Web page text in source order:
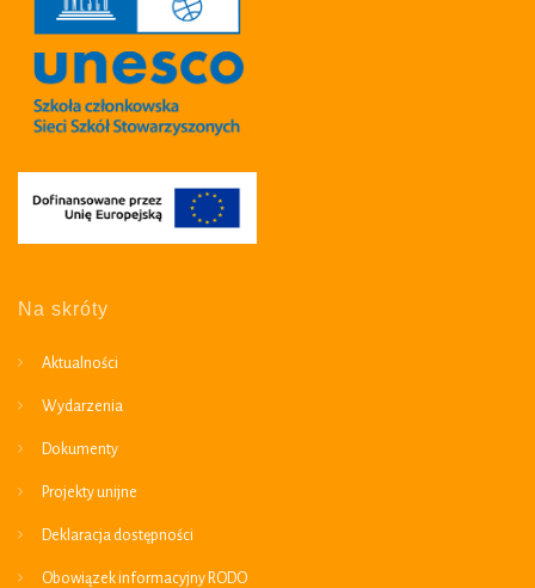
Na skróty
Aktualności
Wydarzenia
Dokumenty
Projekty unijne
Deklaracja dostępności
Obowiązek informacyjny RODO